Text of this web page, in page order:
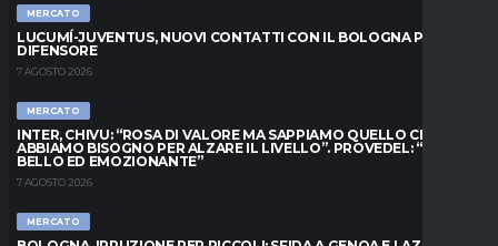
MERCATO
LUCUMÍ-JUVENTUS, NUOVI CONTATTI CON IL BOLOGNA PER IL
DIFENSORE
7 AGOSTO 2026
MERCATO
INTER, CHIVU: “ROSA DI VALORE MA SAPPIAMO QUELLO CHE
ABBIAMO BISOGNO PER ALZARE IL LIVELLO”. PROVEDEL: “MESE
BELLO ED EMOZIONANTE”
7 AGOSTO 2026
MERCATO